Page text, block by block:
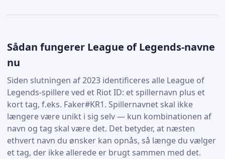
Sådan fungerer League of Legends-navne
nu
Siden slutningen af 2023 identificeres alle League of
Legends-spillere ved et Riot ID: et spillernavn plus et
kort tag, f.eks. Faker#KR1. Spillernavnet skal ikke
længere være unikt i sig selv — kun kombinationen af
navn og tag skal være det. Det betyder, at næsten
ethvert navn du ønsker kan opnås, så længe du vælger
et tag, der ikke allerede er brugt sammen med det.